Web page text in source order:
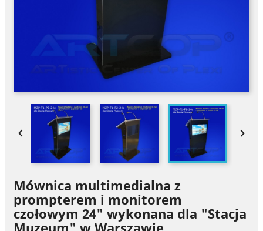
 
Mównica multimedialna z
prompterem i monitorem
czołowym 24" wykonana dla "Stacja
Muzeum" w Warszawie